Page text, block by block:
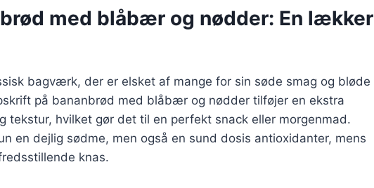
med blåbær og nødder: En lækker
bagværk, der er elsket af mange for sin søde smag og bløde
på bananbrød med blåbær og nødder tilføjer en ekstra
tekstur, hvilket gør det til en perfekt snack eller morgenmad.
en dejlig sødme, men også en sund dosis antioxidanter, mens
knas.